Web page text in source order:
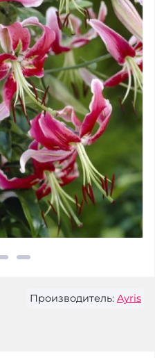
Производитель: Ayris